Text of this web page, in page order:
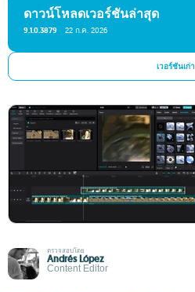
ดาวน์โหลดเวอร์ชันล่าสุด
9.1.0.3879 22 ก.ค. 2026
เวอร์ชันเก่า
ตรวจสอบโดย
Andrés López
Content Editor